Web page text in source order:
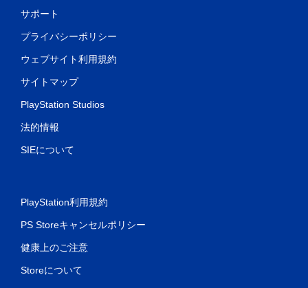
サポート
プライバシーポリシー
ウェブサイト利用規約
サイトマップ
PlayStation Studios
法的情報
SIEについて
PlayStation利用規約
PS Storeキャンセルポリシー
健康上のご注意
Storeについて